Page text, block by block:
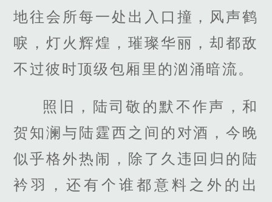
地往会所每一处出入口撞，风声鹤
唳，灯火辉煌，璀璨华丽，却都敌
不过彼时顶级包厢里的汹涌暗流。
照旧，陆司敬的默不作声，和
贺知澜与陆霆西之间的对酒，今晚
似乎格外热闹，除了久违回归的陆
衿羽，还有个谁都意料之外的出